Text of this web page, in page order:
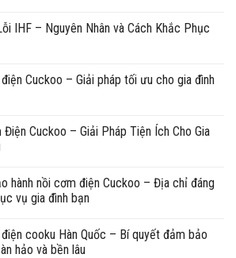
IHF – Nguyên Nhân và Cách Khắc Phục
Cuckoo – Giải pháp tối ưu cho gia đình
Cuckoo – Giải Pháp Tiện Ích Cho Gia
hành nồi cơm điện Cuckoo – Địa chỉ đáng
vụ gia đình bạn
cooku Hàn Quốc – Bí quyết đảm bảo
hảo và bền lâu